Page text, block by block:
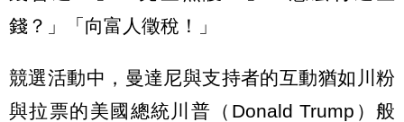
錢？」「向富人徵稅！」
競選活動中，曼達尼與支持者的互動猶如川粉
與拉票的美國總統川普（Donald Trump）般